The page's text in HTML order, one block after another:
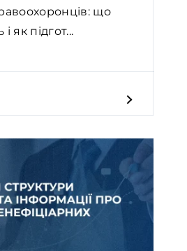
що
як підгот...